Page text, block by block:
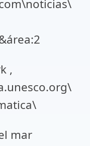
,
mar